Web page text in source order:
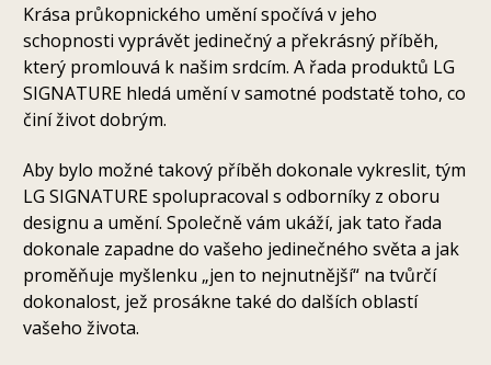
Krása průkopnického umění spočívá v jeho
schopnosti vyprávět jedinečný a překrásný příběh,
který promlouvá k našim srdcím. A řada produktů LG
SIGNATURE hledá umění v samotné podstatě toho, co
činí život dobrým.
Aby bylo možné takový příběh dokonale vykreslit, tým
LG SIGNATURE spolupracoval s odborníky z oboru
designu a umění. Společně vám ukáží, jak tato řada
dokonale zapadne do vašeho jedinečného světa a jak
proměňuje myšlenku „jen to nejnutnější“ na tvůrčí
dokonalost, jež prosákne také do dalších oblastí
vašeho života.